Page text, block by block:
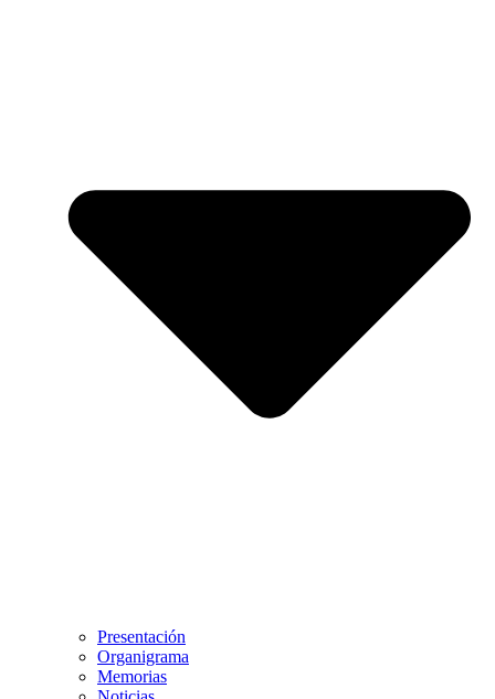
Presentación
Organigrama
Memorias